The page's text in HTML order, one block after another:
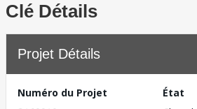
Clé Détails
Projet Détails
Numéro du Projet
État